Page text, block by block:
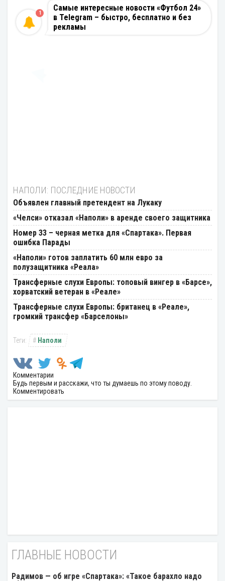
Самые интересные новости «Футбол 24»
в Telegram – быстро, бесплатно и без
рекламы
1
НАПОЛИ: ПОСЛЕДНИЕ НОВОСТИ
Объявлен главный претендент на Лукаку
«Челси» отказал «Наполи» в аренде своего защитника
Номер 33 – черная метка для «Спартака». Первая
ошибка Парады
«Наполи» готов заплатить 60 млн евро за
полузащитника «Реала»
Трансферные слухи Европы: топовый вингер в «Барсе»,
хорватский ветеран в «Реале»
Трансферные слухи Европы: британец в «Реале»,
громкий трансфер «Барселоны»
Наполи
Комментарии
Будь первым и расскажи, что ты думаешь по этому поводу.
Комментировать
ГЛАВНЫЕ НОВОСТИ
Радимов — об игре «Спартака»: «Такое барахло надо